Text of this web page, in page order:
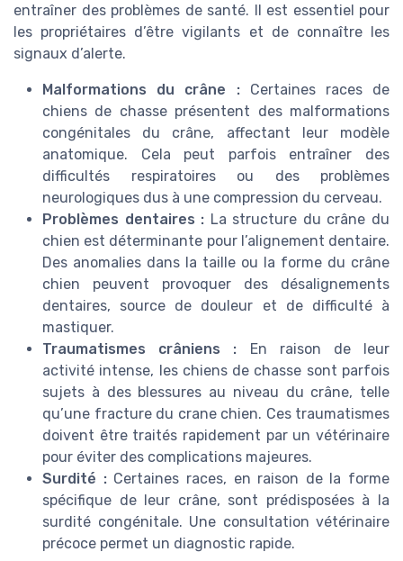
entraîner des problèmes de santé. Il est essentiel pour
les propriétaires d’être vigilants et de connaître les
signaux d’alerte.
Malformations du crâne :Certaines races de
chiens de chasse présentent des malformations
congénitales du crâne, affectant leur modèle
anatomique. Cela peut parfois entraîner des
difficultés respiratoires ou des problèmes
neurologiques dus à une compression du cerveau.
Problèmes dentaires : La structure du crâne du
chien est déterminante pour l’alignement dentaire.
Des anomalies dans la taille ou la forme du crâne
chien peuvent provoquer des désalignements
dentaires, source de douleur et de difficulté à
mastiquer.
Traumatismes crâniens : En raison de leur
activité intense, les chiens de chasse sont parfois
sujets à des blessures au niveau du crâne, telle
qu’une fracture du crane chien. Ces traumatismes
doivent être traités rapidement par un vétérinaire
pour éviter des complications majeures.
Surdité :Certaines races, en raison de la forme
spécifique de leur crâne, sont prédisposées à la
surdité congénitale. Une consultation vétérinaire
précoce permet un diagnostic rapide.